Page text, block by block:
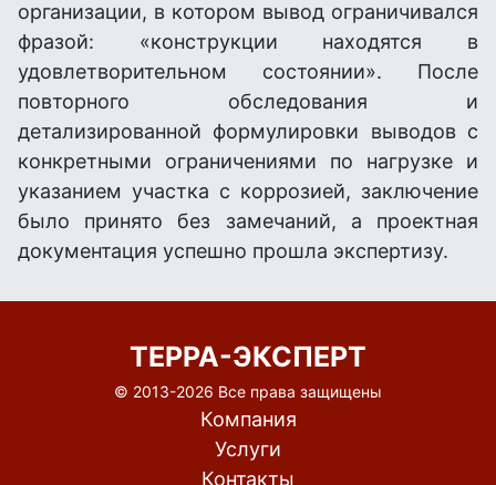
организации, в котором вывод ограничивался
фразой: «конструкции находятся в
удовлетворительном состоянии». После
повторного обследования и
детализированной формулировки выводов с
конкретными ограничениями по нагрузке и
указанием участка с коррозией, заключение
было принято без замечаний, а проектная
документация успешно прошла экспертизу.
ТЕРРА-ЭКСПЕРТ
© 2013-2026 Все права защищены
Компания
Услуги
Контакты